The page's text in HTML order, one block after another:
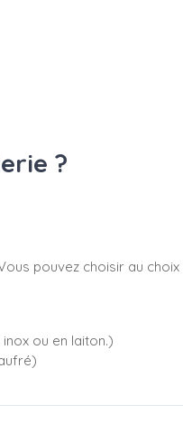
?
pouvez choisir au choix
ou en laiton.)